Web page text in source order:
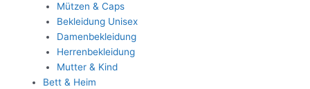
Mützen & Caps
Bekleidung Unisex
Damenbekleidung
Herrenbekleidung
Mutter & Kind
Bett & Heim